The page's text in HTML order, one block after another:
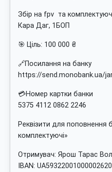
Збір на fpv та
Кара Даг, 1БОП
🎯 Ціль: 100 000 ₴
🔗Посилання на банку
https://send.monobank.ua/
💳Номер картки банки
5375 4112 0862 2246
Реквізити для поповнення
комплектуючі»
Отримувач: Ярош Тарас
IBAN: